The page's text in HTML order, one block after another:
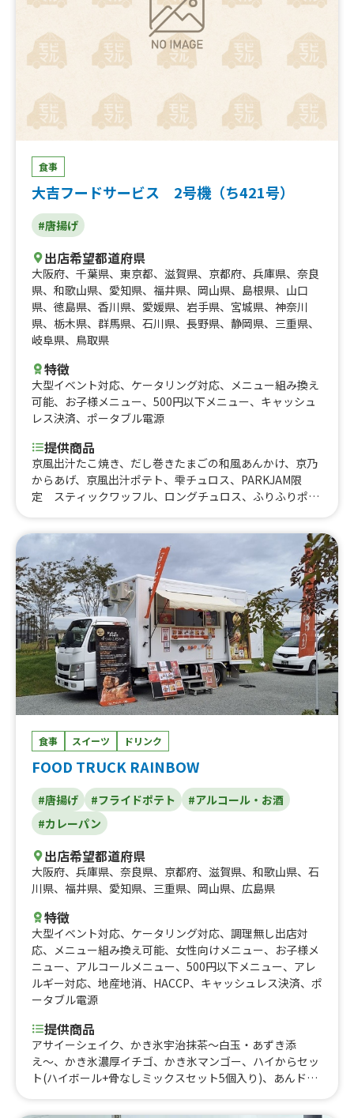
食事
大吉フードサービス 2号機（ち421号）
#唐揚げ
出店希望都道府県
大阪府、 千葉県、 東京都、 滋賀県、 京都府、 兵庫県、 奈良
県、 和歌山県、 愛知県、 福井県、 岡山県、 島根県、 山口
県、 徳島県、 香川県、 愛媛県、 岩手県、 宮城県、 神奈川
県、 栃木県、 群馬県、 石川県、 長野県、 静岡県、 三重県、
岐阜県、 鳥取県
特徴
大型イベント対応、 ケータリング対応、
メニュー組み換え
可能、 お子様メニュー、 500円以下メニュー、 キャッシュ
レス決済、 ポータブル電源
提供商品
京風出汁たこ焼き、だし巻きたまごの和風あんかけ、京乃
からあげ、京風出汁ポテト、雫チュロス、PARKJAM限
定 スティックワッフル、ロングチュロス、ふりふりポテ
あげ丼、とろとろ杏仁豆腐、台湾からあげ、ジーロー飯、
ルーロー飯、トロトロ豚バラ軟骨角煮飯、チキンオーバー
ライス、鶏皮せんべい、MAXポテト、中津からあげ
食事 スイーツ ドリンク
FOOD TRUCK RAINBOW
#唐揚げ #フライドポテト
#アルコール・お酒
#カレーパン
出店希望都道府県
大阪府、 兵庫県、 奈良県、 京都府、 滋賀県、 和歌山県、 石
川県、 福井県、 愛知県、 三重県、 岡山県、 広島県
特徴
大型イベント対応、 ケータリング対応、 調理無し出店対
応、 メニュー組み換え可能、 女性向けメニュー、 お子様メ
ニュー、 アルコールメニュー、 500円以下メニュー、 アレ
ルギー対応、 地産地消、 HACCP、 キャッシュレス決済、 ポ
ータブル電源
提供商品
アサイーシェイク、かき氷宇治抹茶〜白玉・あずき添
え〜、かき氷濃厚イチゴ、かき氷マンゴー、ハイからセッ
ト(ハイボール+骨なしミックスセット5個入り)、あんドー